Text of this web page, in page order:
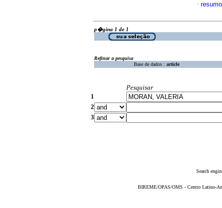
·
p�gina 1 de 1
Refinar a pesquisa
Base de dados : article
Pesquisar
1
2
3
Search
BIREME/OPAS/OMS - Centro Latino-